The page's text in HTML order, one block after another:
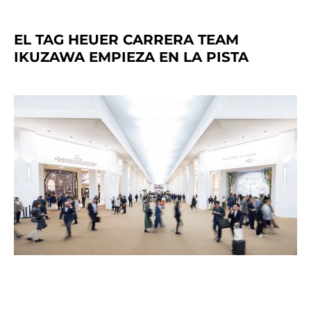
EL TAG HEUER CARRERA TEAM
IKUZAWA EMPIEZA EN LA PISTA